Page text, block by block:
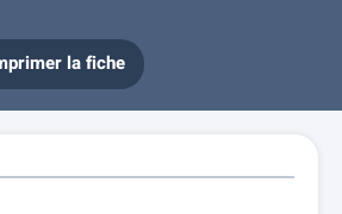
Fleurissement urbain
Supports et abris vélo moto
Miroir de sécurité routière
Drapeau - Pavoisement
Espace sanitaire
et meubles de rangement
la fiche